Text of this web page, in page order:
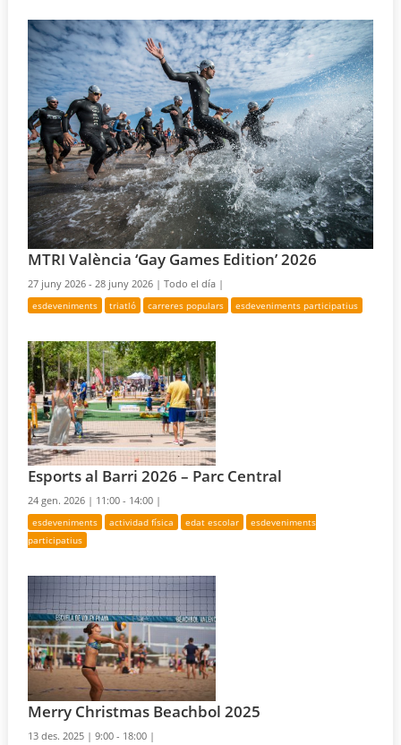
MTRI València ‘Gay Games Edition’ 2026
27 juny 2026 - 28 juny 2026 |Todo el día |
esdeveniments triatló carreres populars esdeveniments participatius
Esports al Barri 2026 – Parc Central
24 gen. 2026 | 11:00 - 14:00 |
esdeveniments actividad física edat escolar
esdeveniments
participatius
Merry Christmas Beachbol 2025
13 des. 2025 |9:00 - 18:00 |